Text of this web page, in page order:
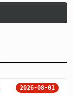
2026-08-01